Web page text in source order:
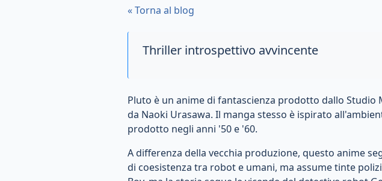
« Torna al blog
Thriller introspettivo avvincente
Pluto è un anime di fantascienza prodotto dallo
da Naoki Urasawa. Il manga stesso è ispirato
prodotto negli anni '50 e '60.
A differenza della vecchia produzione, questo anime
di coesistenza tra robot e umani, ma assume tinte